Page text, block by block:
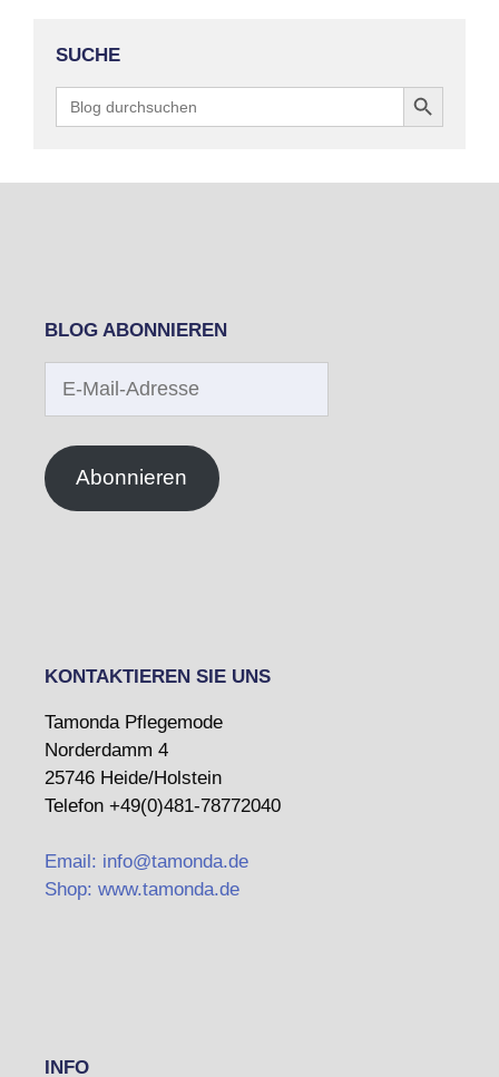
SUCHE
for:
Search Button
BLOG ABONNIEREN
Abonnieren
KONTAKTIEREN SIE UNS
Tamonda Pflegemode
Norderdamm 4
25746 Heide/Holstein
Telefon +49(0)481-78772040
Email: info@tamonda.de
Shop: www.tamonda.de
INFO